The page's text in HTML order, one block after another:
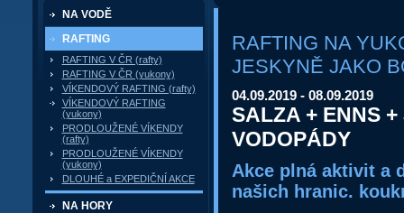
NA VODĚ
RAFTING
RAFTING V ČR (rafty)
RAFTING V ČR (yukony)
VÍKENDOVÝ RAFTING (rafty)
VÍKENDOVÝ RAFTING
(yukony)
PRODLOUŽENÉ VÍKENDY
(rafty)
PRODLOUŽENÉ VÍKENDY
(yukony)
DLOUHÉ a EXPEDIČNÍ AKCE
NA HORY
RAFTING NA
JESKYNĚ JAKO
04.09.2019 - 08.09.2019
SALZA + ENNS
VODOPÁDY
Akce plná aktivit a
našich hranic.